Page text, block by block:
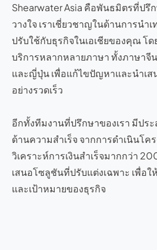
Shearwater Asia คือพันธมิตรที่ป
วางใจ เราเชี่ยวชาญในด้านการนำ
ปรับใช้กับธุรกิจในเอเชียของคุณ โ
บริการหลากหลายภาษา ทั้งภาษาจีน
และญี่ปุ่น เพื่อแก้ไขปัญหาและนำเ
อย่างรวดเร็ว
อีกทั้งทีมงานที่ปรึกษาของเรา มีปร
ด้านความสำเร็จ จากการดำเนินโค
วิเคราะห์การเงินสำเร็จมากกว่า
เสนอโซลูชันที่ปรับแต่งเฉพาะ เพื่อ
และเป้าหมายของธุรกิจ